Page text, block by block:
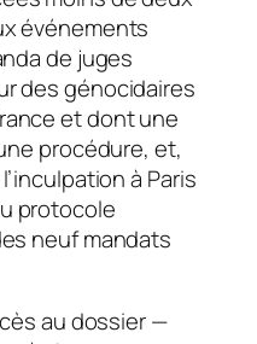
événements
de juges
des génocidaires
et dont une
procédure, et,
à Paris
protocole
neuf mandats
au dossier —